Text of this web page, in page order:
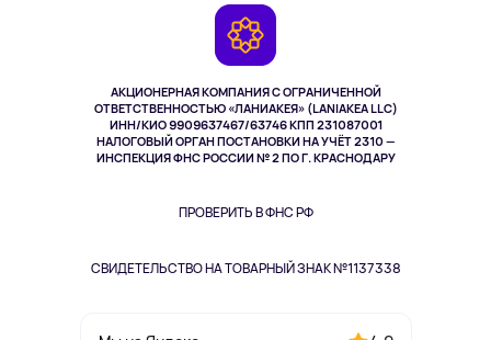
АКЦИОНЕРНАЯ КОМПАНИЯ С ОГРАНИЧЕННОЙ
ОТВЕТСТВЕННОСТЬЮ «ЛАНИАКЕЯ» (LANIAKEA LLC)
ИНН/КИО 9909637467/63746 КПП 231087001
НАЛОГОВЫЙ ОРГАН ПОСТАНОВКИ НА УЧЁТ 2310 —
ИНСПЕКЦИЯ ФНС РОССИИ № 2 ПО Г. КРАСНОДАРУ
ПРОВЕРИТЬ В ФНС РФ
СВИДЕТЕЛЬСТВО НА ТОВАРНЫЙ ЗНАК №1137338
Здоровье питомцев
Одежда и аксессуары